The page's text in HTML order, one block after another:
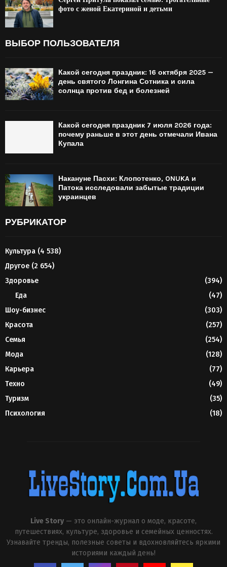
фото с женой Екатериной и детьми
ВЫБОР ПОЛЬЗОВАТЕЛЯ
Какой сегодня праздник: 16 октября 2025 —
день святого Лонгина Сотника и сила
солнца против бед и болезней
Какой сегодня праздник 7 июля 2026 года:
почему раньше в этот день отмечали Ивана
Купала
Накануне Пасхи: Клопотенко, ONUKA и
Патока исследовали забытые традиции
украинцев
РУБРИКАТОР
Культура (4 538)
Другое (2 654)
Здоровье
(394)
Еда
(47)
Шоу-бизнес
(303)
Красота
(257)
Семья
(254)
Мода
(128)
Карьера
(77)
Техно
(49)
Туризм
(35)
Психология
(18)
Live Story — это онлайн-журнал о моде, красоте,
путешествиях, культуре, здоровье и семейных ценностях.
Узнавайте тренды, полезные советы и вдохновляйтесь яркими
историями каждый день!